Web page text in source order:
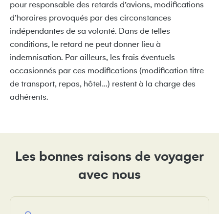
pour responsable des retards d’avions, modifications
d’horaires provoqués par des circonstances
indépendantes de sa volonté. Dans de telles
conditions, le retard ne peut donner lieu à
indemnisation. Par ailleurs, les frais éventuels
occasionnés par ces modifications (modification titre
de transport, repas, hôtel…) restent à la charge des
adhérents.
Les bonnes raisons de voyager
avec nous